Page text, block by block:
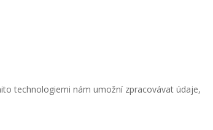
technologiemi nám umožní zpracovávat údaje,